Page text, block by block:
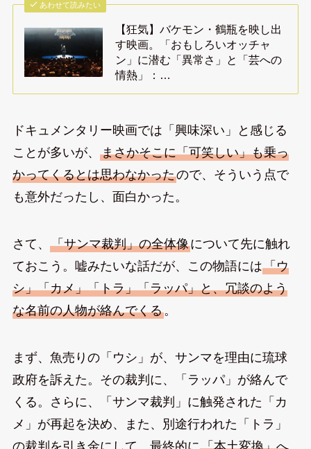
あわせて読みたい
【狂気】バケモン・鶴瓶を映し出
す映画。「おもしろいオッチャ
ン」に潜む「異常さ」と「芸への
情熱」：…
ドキュメンタリー映画では「興味深い」と感じる
ことが多いが、 まさかそこに「可笑しい」も乗っ
かってくるとは思わなかったので、そういう点で
も意外だったし、面白かった。
さて、 「サンマ裁判」の全体像について先に触れ
ておこう。嘘みたいな話だが、この物語には「ウ
シ」「カメ」「トラ」「ラッパ」と、冗談のよう
な名前の人物が絡んでくる。
まず、魚売りの「ウシ」が、サンマを理由に琉球
政府を訴えた。その裁判に、「ラッパ」が絡んで
くる。さらに、「サンマ裁判」に触発された「カ
メ」が再起を決め、また、別途行われた「トラ」
の裁判を引き金にして、最終的に「本土変換」へ